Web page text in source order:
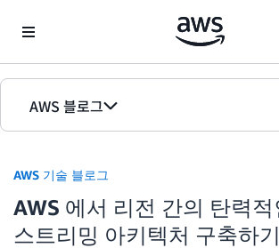
AWS 블로그
홈
에디션
AWS 기술 블로그
AWS 에서 리전 간의 탄력
스트리밍 아키텍처 구축하기